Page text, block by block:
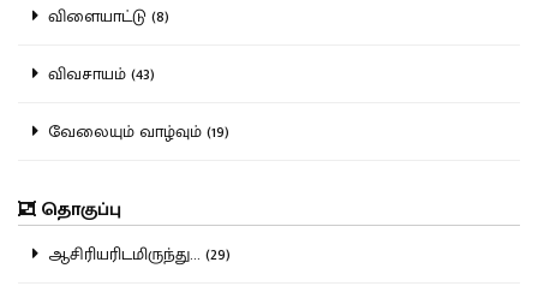
விளையாட்டு (8)
விவசாயம் (43)
வேலையும் வாழ்வும் (19)
தொகுப்பு
ஆசிரியரிடமிருந்து... (29)